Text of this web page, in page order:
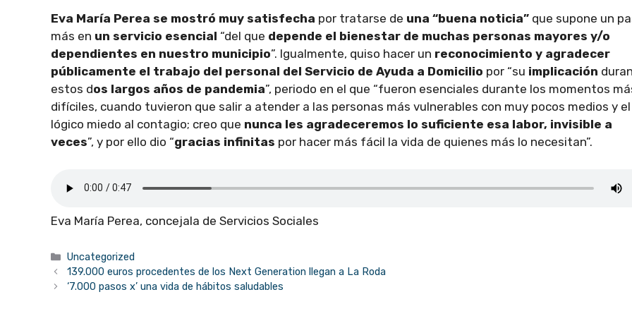
Eva María Perea se mostró muy satisfecha por tratarse de una “buena noticia” que supone un
más en un servicio esencial “del que depende el bienestar de muchas personas mayores y/o
dependientes en nuestro municipio”. Igualmente, quiso hacer un reconocimiento y agradecer
públicamente el trabajo del personal del Servicio de Ayuda a Domicilio por “su implicación
estos dos largos años de pandemia”, periodo en el que “fueron esenciales durante los momentos
difíciles, cuando tuvieron que salir a atender a las personas más vulnerables con muy pocos medios y el
lógico miedo al contagio; creo que nunca les agradeceremos lo suficiente esa labor, invisible a
veces”, y por ello dio “gracias infinitas por hacer más fácil la vida de quienes más lo necesitan”.
Eva María Perea, concejala de Servicios Sociales
Categorías
Uncategorized
139.000 euros procedentes de los Next Generation llegan a La Roda
‘7.000 pasos x’ una vida de hábitos saludables